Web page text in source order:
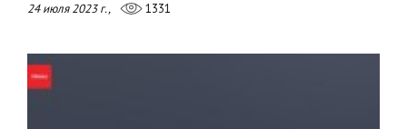
24 июля 2023 г., 1331